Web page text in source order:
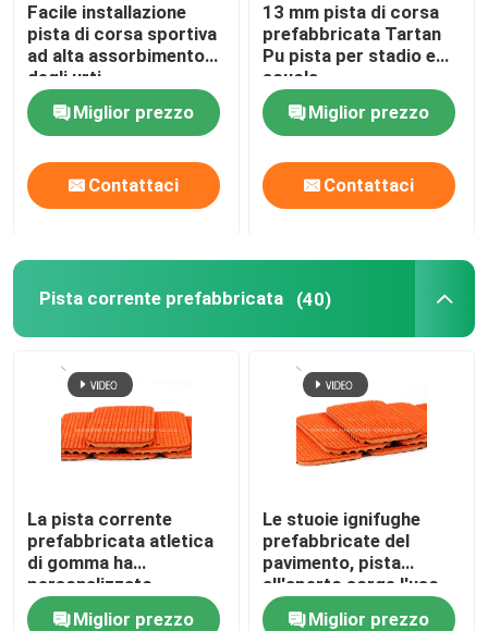
Facile installazione
pista di corsa sportiva
ad alta assorbimento
degli urti
Miglior prezzo
Contattaci
13 mm pista di corsa
prefabbricata Tartan
Pu pista per stadio e
scuola
Miglior prezzo
Contattaci
Pista corrente prefabbricata (40)
La pista corrente
prefabbricata atletica
di gomma ha
personalizzato
ignifugo
Miglior prezzo
Le stuoie ignifughe
prefabbricate del
pavimento, pista
all'aperto sorge l'uso
della pista
Miglior prezzo